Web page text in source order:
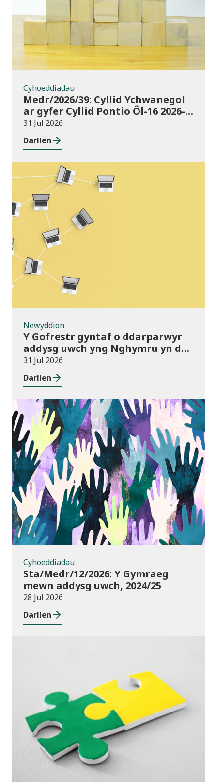
Cyhoeddiadau
Medr/2026/39: Cyllid Ychwanegol
ar gyfer Cyllid Pontio Ôl-16 2026-
27
31 Jul 2026
Darllen
Newyddion
Newyddion
Y Gofrestr gyntaf o ddarparwyr
addysg uwch yng Nghymru yn dod
i rym
31 Jul 2026
Darllen
Cyhoeddiadau
Cyhoeddiadau
Sta/Medr/12/2026: Y Gymraeg
mewn addysg uwch, 2024/25
28 Jul 2026
Darllen
Cyhoeddiadau